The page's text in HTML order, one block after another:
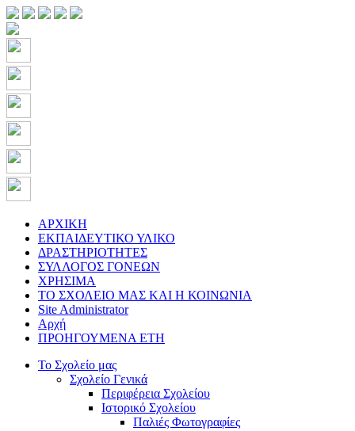
ΑΡΧΙΚΗ
ΕΚΠΑΙΔΕΥΤΙΚΟ ΥΛΙΚΟ
ΔΡΑΣΤΗΡΙΟΤΗΤΕΣ
ΣΥΛΛΟΓΟΣ ΓΟΝΕΩΝ
ΧΡΗΣΙΜΑ
ΤΟ ΣΧΟΛΕΙΟ ΜΑΣ ΚΑΙ Η ΚΟΙΝΩΝΙΑ
Site Administrator
Αρχή
ΠΡΟΗΓΟΥΜΕΝΑ ΕΤΗ
Το Σχολείο μας
Σχολείο Γενικά
Περιφέρεια Σχολείου
Ιστορικό Σχολείου
Παλιές Φωτογραφίες